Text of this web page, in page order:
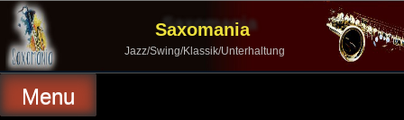
Skip
content
Saxomania
Jazz/Swing/Klassik/Unterhaltung
Menu